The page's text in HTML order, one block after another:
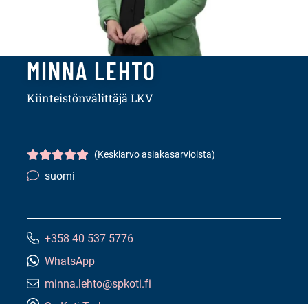
MINNA LEHTO
Kiinteistönvälittäjä LKV
Asiakasarvio
5/5
(Keskiarvo asiakasarvioista)
Kielitaito:
suomi
Puhelinnumero:
+358 40 537 5776
WhatsApp
Sähköpostiosoite:
minna.lehto@spkoti.fi